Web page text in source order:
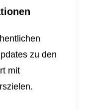
zu den
mit